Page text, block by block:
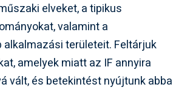
elveket, a tipikus
valamint a
alkalmazási területeit. Feltárjuk
amelyek miatt az IF annyira
vált, és betekintést nyújtunk abba